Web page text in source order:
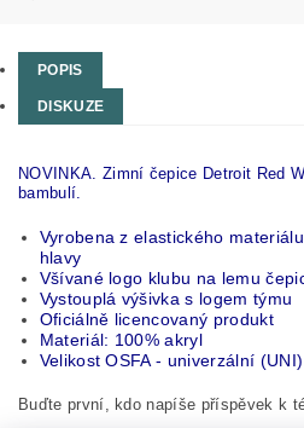
POPIS
DISKUZE
NOVINKA. Zimní čepice Detroit Red
bambulí.
Vyrobena z elastického
hlavy
Všívané logo klubu na lemu
Vystouplá výšivka s logem týmu
Oficiálně licencovaný produkt
Materiál: 100% akryl
Velikost OSFA - univerzální (UNI)
Buďte první, kdo napíše příspěvek k